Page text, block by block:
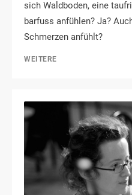
sich Waldboden, eine
barfuss anfühlen? Ja?
Schmerzen anfühlt?
WEITERE